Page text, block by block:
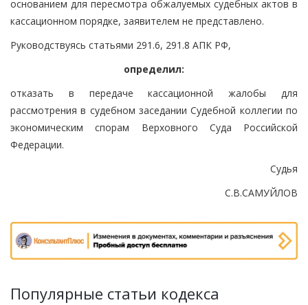
основанием для пересмотра обжалуемых судебных актов в
кассационном порядке, заявителем не представлено.
Руководствуясь статьями 291.6, 291.8 АПК РФ,
определил:
отказать в передаче кассационной жалобы для
рассмотрения в судебном заседании Судебной коллегии по
экономическим спорам Верховного Суда Российской
Федерации.
Судья
С.В.САМУЙЛОВ
Популярные статьи кодекса